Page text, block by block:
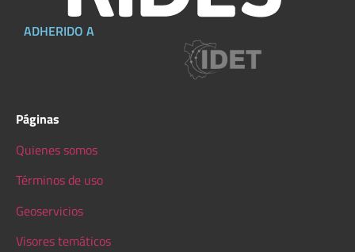
ADHERIDO A
Páginas
Quienes somos
Términos de uso
Geoservicios
Visores temáticos